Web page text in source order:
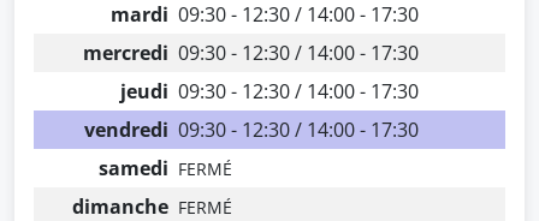
mardi 09:30 - 12:30 / 14:00 - 17:30
mercredi 09:30 - 12:30 / 14:00 - 17:30
jeudi 09:30 - 12:30 / 14:00 - 17:30
vendredi 09:30 - 12:30 / 14:00 - 17:30
samedi FERMÉ
dimanche FERMÉ